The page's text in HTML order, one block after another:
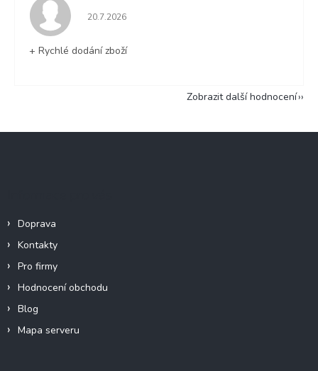
Hodnocení obchodu je 5 z 5 hvězdiček.
20.7.2026
+ Rychlé dodání zboží
Zobrazit další hodnocení
Doprava
Kontakty
Pro firmy
Hodnocení obchodu
Blog
Mapa serveru